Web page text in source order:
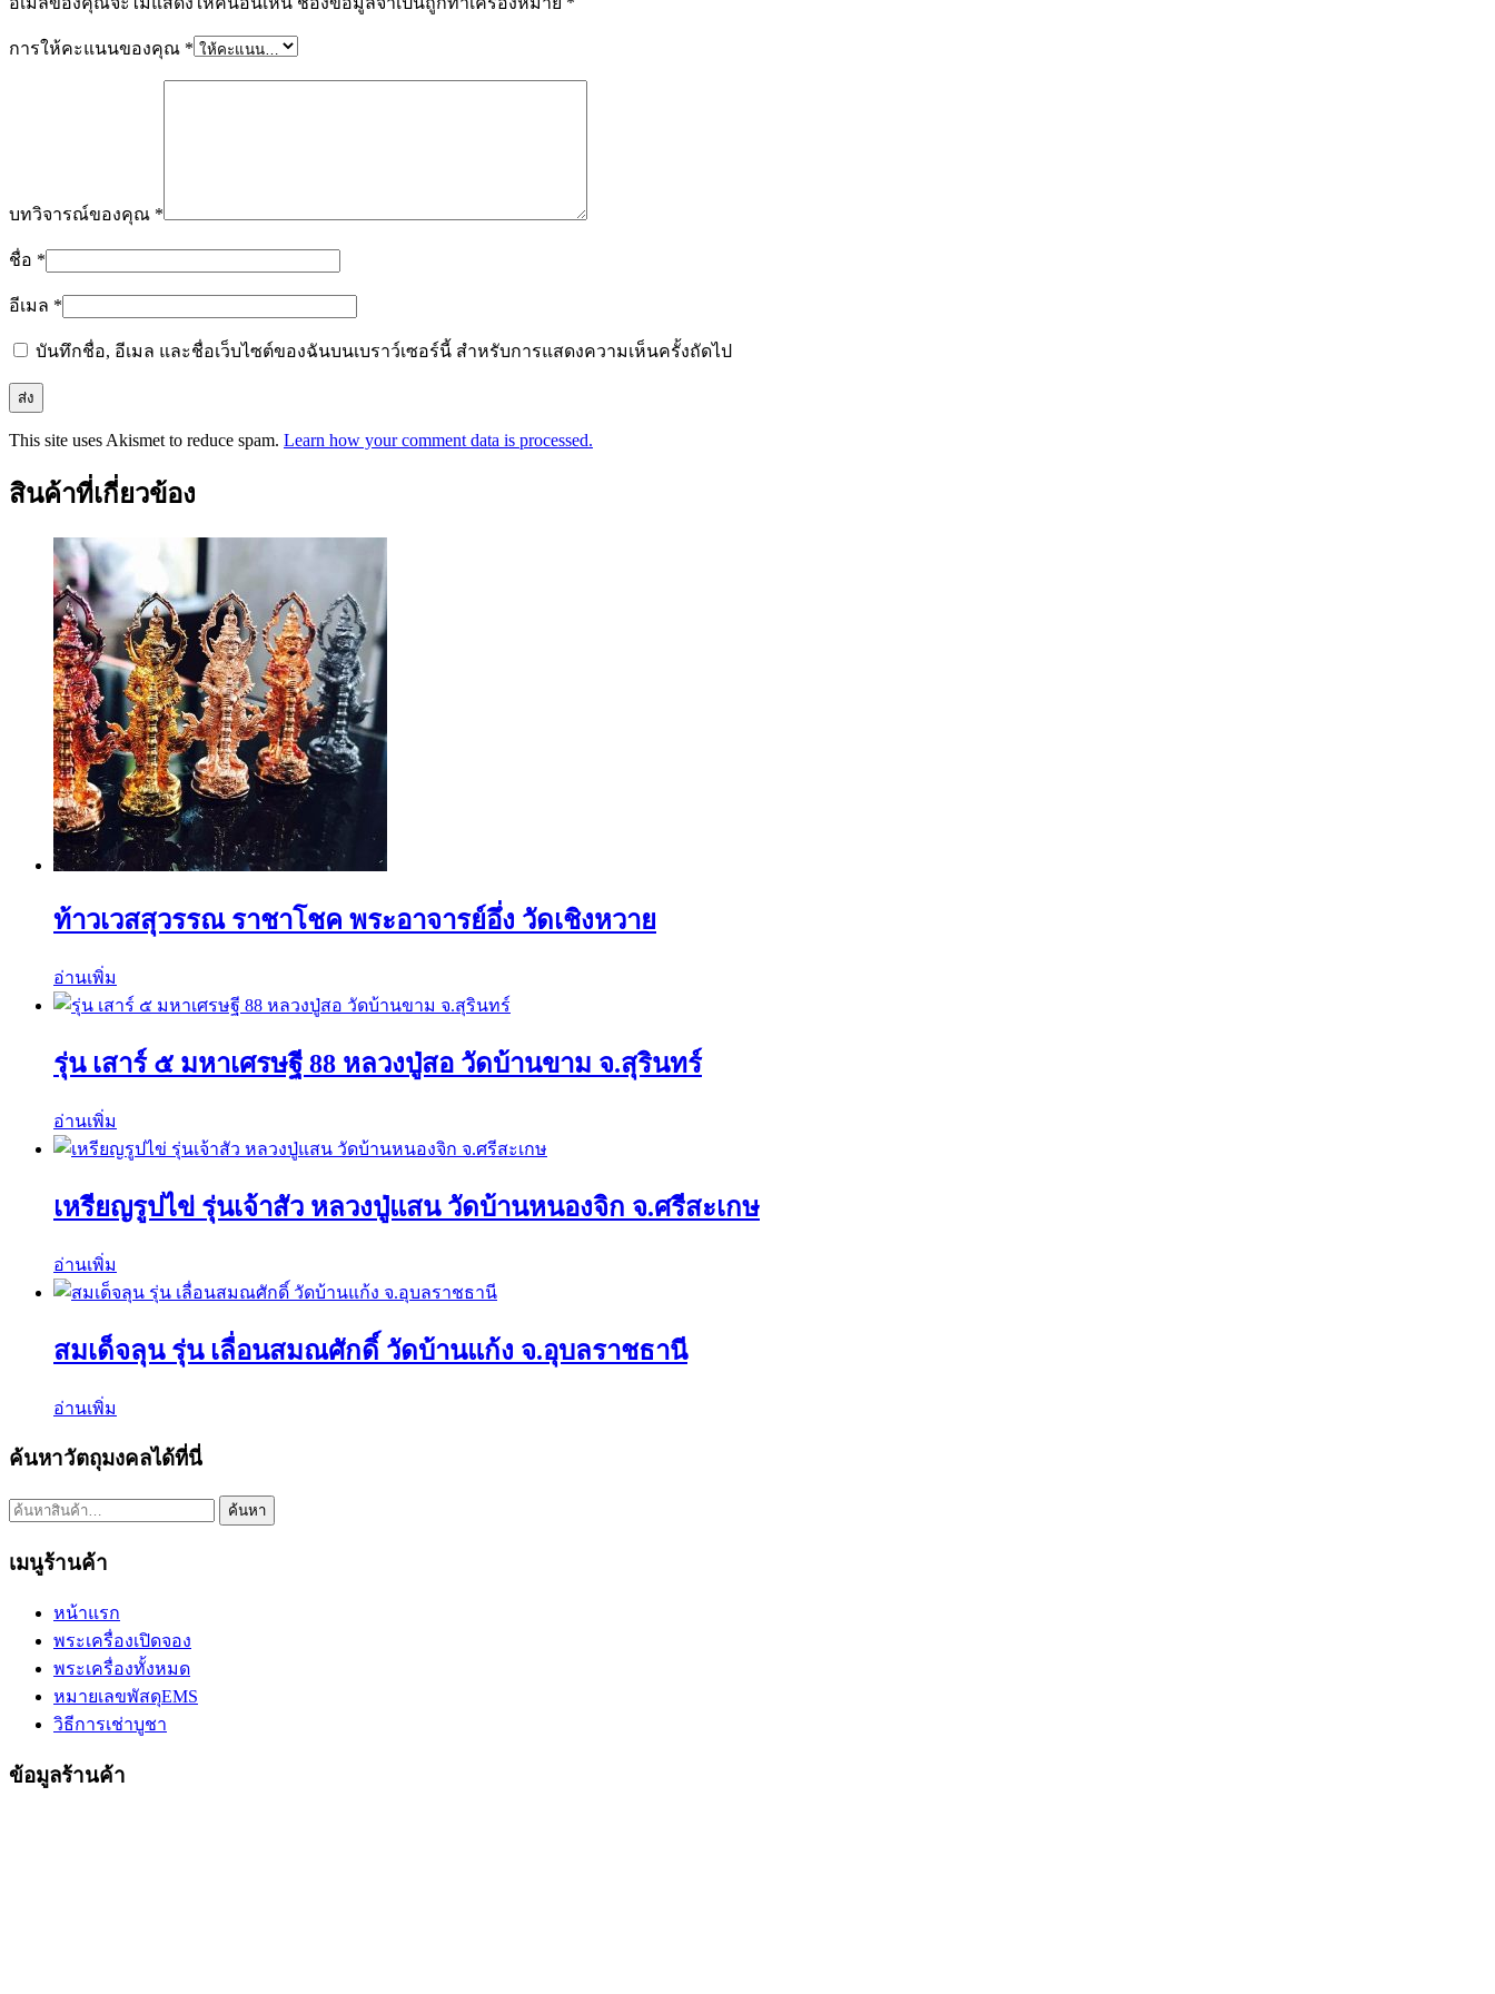
การให้คะแนนของคุณ *
บทวิจารณ์ของคุณ *
ชื่อ *
อีเมล *
บันทึกชื่อ, อีเมล และชื่อเว็บไซต์ของฉันบนเบราว์เซอร์นี้ สำหรับการแสดงความเห็นครั้งถัดไป
This site uses Akismet to reduce spam. Learn how your comment data is processed.
สินค้าที่เกี่ยวข้อง
ท้าวเวสสุวรรณ ราชาโชค พระอาจารย์อึ่ง วัดเชิงหวาย
อ่านเพิ่ม
รุ่น เสาร์ ๕ มหาเศรษฐี 88 หลวงปู่สอ วัดบ้านขาม จ.สุรินทร์
อ่านเพิ่ม
เหรียญรูปไข่ รุ่นเจ้าสัว หลวงปู่แสน วัดบ้านหนองจิก จ.ศรีสะเกษ
อ่านเพิ่ม
สมเด็จลุน รุ่น เลื่อนสมณศักดิ์ วัดบ้านแก้ง จ.อุบลราชธานี
อ่านเพิ่ม
ค้นหาวัตถุมงคลได้ที่นี่
ค้นหา: ค้นหา
เมนูร้านค้า
หน้าแรก
พระเครื่องเปิดจอง
พระเครื่องทั้งหมด
หมายเลขพัสดุEMS
วิธีการเช่าบูชา
ข้อมูลร้านค้า